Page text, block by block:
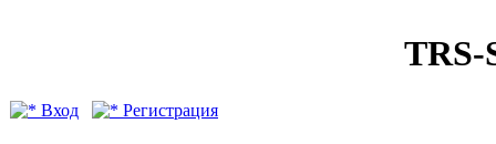
TRS-
Вход Регистрация